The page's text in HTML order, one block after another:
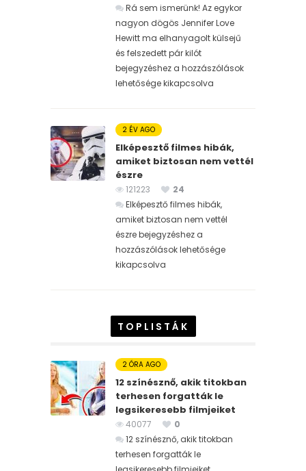
Rá sem ismerünk! Az egykor
nagyon dögös Jennifer Love
Hewitt ma elhanyagolt külsejű
és felszedett pár kilót
bejegyzéshez a hozzászólások
lehetősége kikapcsolva
2 ÉV AGO
Elképesztő filmes hibák,
amiket biztosan nem vettél
észre
121223
24
Elképesztő filmes hibák,
amiket biztosan nem vettél
észre bejegyzéshez a
hozzászólások lehetősége
kikapcsolva
TOPLISTÁK
2 ÓRA AGO
12 színésznő, akik titokban
terhesen forgatták le
legsikeresebb filmjeiket
40077
0
12 színésznő, akik titokban
terhesen forgatták le